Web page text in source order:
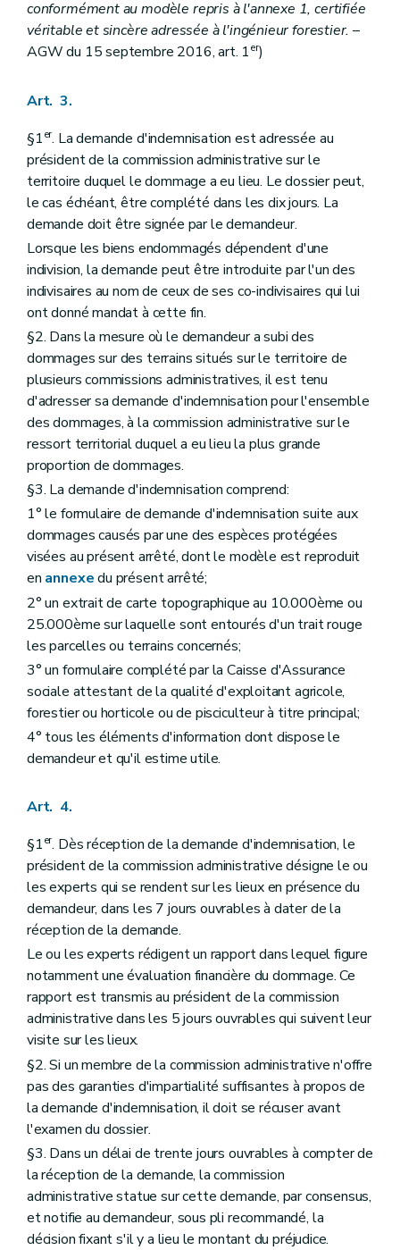
conformément au modèle repris à l'annexe 1, certifiée
véritable et sincère adressée à l'ingénieur forestier. –
AGW du 15 septembre 2016, art. 1er)
Art. 3.
§1er. La demande d'indemnisation est adressée au
président de la commission administrative sur le
territoire duquel le dommage a eu lieu. Le dossier peut,
le cas échéant, être complété dans les dix jours. La
demande doit être signée par le demandeur.
Lorsque les biens endommagés dépendent d'une
indivision, la demande peut être introduite par l'un des
indivisaires au nom de ceux de ses co-indivisaires qui lui
ont donné mandat à cette fin.
§2. Dans la mesure où le demandeur a subi des
dommages sur des terrains situés sur le territoire de
plusieurs commissions administratives, il est tenu
d'adresser sa demande d'indemnisation pour l'ensemble
des dommages, à la commission administrative sur le
ressort territorial duquel a eu lieu la plus grande
proportion de dommages.
§3. La demande d'indemnisation comprend:
1° le formulaire de demande d'indemnisation suite aux
dommages causés par une des espèces protégées
visées au présent arrêté, dont le modèle est reproduit
en annexedu présent arrêté;
2° un extrait de carte topographique au 10.000ème ou
25.000ème sur laquelle sont entourés d'un trait rouge
les parcelles ou terrains concernés;
3° un formulaire complété par la Caisse d'Assurance
sociale attestant de la qualité d'exploitant agricole,
forestier ou horticole ou de pisciculteur à titre principal;
4° tous les éléments d'information dont dispose le
demandeur et qu'il estime utile.
Art. 4.
§1er. Dès réception de la demande d'indemnisation, le
président de la commission administrative désigne le ou
les experts qui se rendent sur les lieux en présence du
demandeur, dans les 7 jours ouvrables à dater de la
réception de la demande.
Le ou les experts rédigent un rapport dans lequel figure
notamment une évaluation financière du dommage. Ce
rapport est transmis au président de la commission
administrative dans les 5 jours ouvrables qui suivent leur
visite sur les lieux.
§2. Si un membre de la commission administrative n'offre
pas des garanties d'impartialité suffisantes à propos de
la demande d'indemnisation, il doit se récuser avant
l'examen du dossier.
§3. Dans un délai de trente jours ouvrables à compter de
la réception de la demande, la commission
administrative statue sur cette demande, par consensus,
et notifie au demandeur, sous pli recommandé, la
décision fixant s'il y a lieu le montant du préjudice.